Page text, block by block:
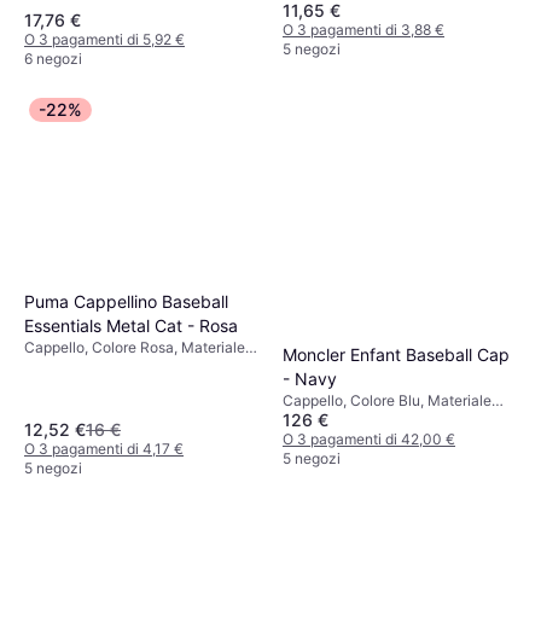
Cotone
17,76 €
O 3 pagamenti di 5,92 €
6 negozi
Materiale Cotone, Poliestere, Tinta
unita
11,65 €
O 3 pagamenti di 3,88 €
5 negozi
-22%
Puma Cappellino Baseball
Essentials Metal Cat - Rosa
Cappello, Colore Rosa, Materiale
12,52 €16 €
O 3 pagamenti di 4,17 €
5 negozi
Moncler Enfant Baseball Cap
- Navy
Cappello, Colore Blu, Materiale
Cotone, Tinta unita
126 €
O 3 pagamenti di 42,00 €
5 negozi